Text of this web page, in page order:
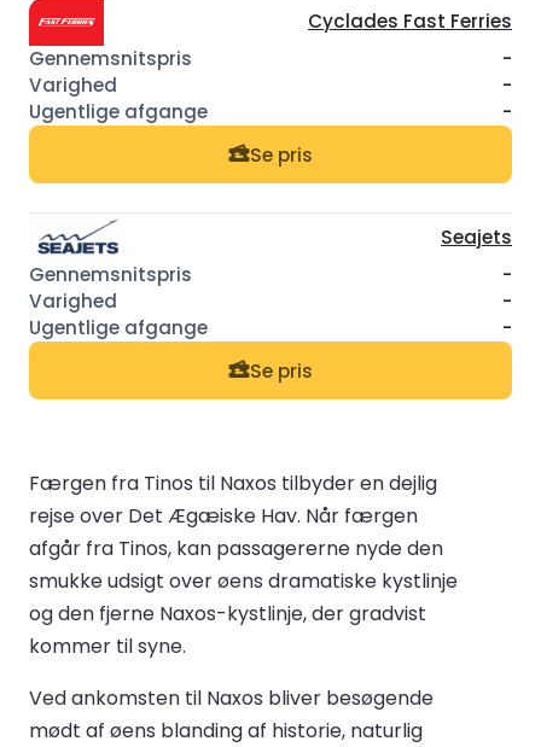
Cyclades Fast Ferries
-
-
-
Se pris
Seajets
-
-
-
Se pris
Færgen fra Tinos til Naxos tilbyder en dejlig
rejse over Det Ægæiske Hav. Når færgen
afgår fra Tinos, kan passagererne nyde den
smukke udsigt over øens dramatiske kystlinje
og den fjerne Naxos-kystlinje, der gradvist
kommer til syne.
Ved ankomsten til Naxos bliver besøgende
mødt af øens blanding af historie, naturlig